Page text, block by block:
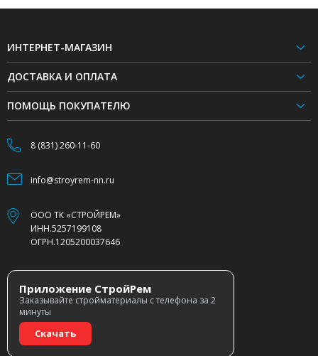
ИНТЕРНЕТ-МАГАЗИН
ДОСТАВКА И ОПЛАТА
ПОМОЩЬ ПОКУПАТЕЛЮ
8 (831) 260-11-60
info@stroyrem-nn.ru
ООО ТК «СТРОЙРЕМ»
ИНН.5257199108
ОГРН.1205200037646
Приложение СтройРем
Заказывайте стройматериалы с телефона за 2
минуты
Скачать